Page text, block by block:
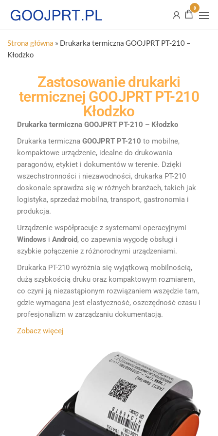
0
Strona główna » Drukarka termiczna GOOJPRT PT-210 –
Kłodzko
Zastosowanie drukarki
termicznej GOOJPRT PT-210
Kłodzko
Drukarka termiczna GOOJPRT PT-210 – Kłodzko
Drukarka termiczna GOOJPRT PT-210 to mobilne,
kompaktowe urządzenie, idealne do drukowania
paragonów, etykiet i dokumentów w terenie. Dzięki
wszechstronności i niezawodności, drukarka PT-210
doskonale sprawdza się w różnych branżach, takich jak
logistyka, sprzedaż mobilna, transport, gastronomia i
produkcja.
Urządzenie współpracuje z systemami operacyjnymi
Windows i Android, co zapewnia wygodę obsługi i
szybkie połączenie z różnorodnymi urządzeniami.
Drukarka PT-210 wyróżnia się wyjątkową mobilnością,
dużą szybkością druku oraz kompaktowym rozmiarem,
co czyni ją niezastąpionym rozwiązaniem wszędzie tam,
gdzie wymagana jest elastyczność, oszczędność czasu i
profesjonalizm w zarządzaniu dokumentacją.
Zobacz więcej